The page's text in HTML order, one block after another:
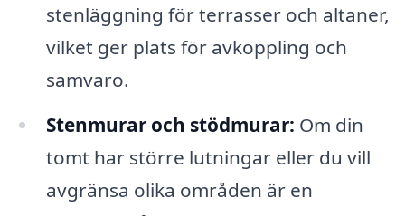
stenläggning för terrasser och altaner,
vilket ger plats för avkoppling och
samvaro.
Stenmurar och stödmurar: Om din
tomt har större lutningar eller du vill
avgränsa olika områden är en